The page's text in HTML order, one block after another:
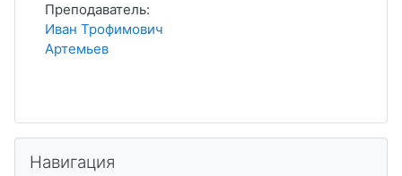
Преподаватель:
Иван Трофимович
Артемьев
Навигация